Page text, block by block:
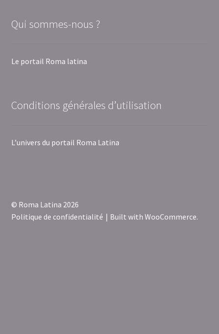
Qui sommes-nous ?
Le portail Roma latina
Conditions générales d’utilisation
L’univers du portail Roma Latina
© Roma Latina 2026
Politique de confidentialité
Built with WooCommerce.